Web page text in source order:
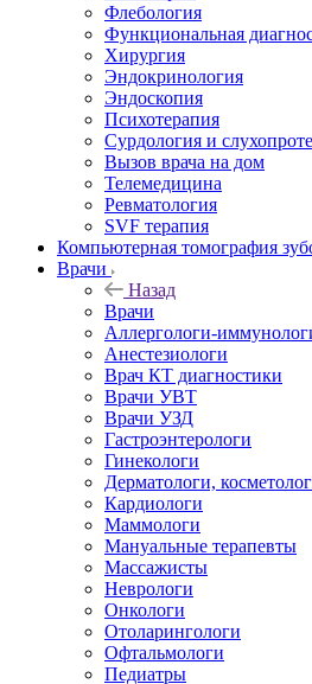
Флебология
Функциональная
Хирургия
Эндокринология
Эндоскопия
Психотерапия
Сурдология и
Вызов врача на дом
Телемедицина
Ревматология
SVF терапия
Компьютерная томография
Врачи
Назад
Врачи
Аллергологи-
Анестезиологи
Врач КТ диагностики
Врачи УВТ
Врачи УЗД
Гастроэнтерологи
Гинекологи
Дерматологи,
Кардиологи
Маммологи
Мануальные терапевты
Массажисты
Неврологи
Онкологи
Отоларингологи
Офтальмологи
Педиатры